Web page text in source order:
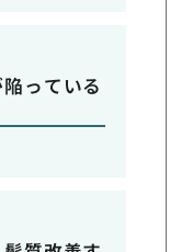
っている